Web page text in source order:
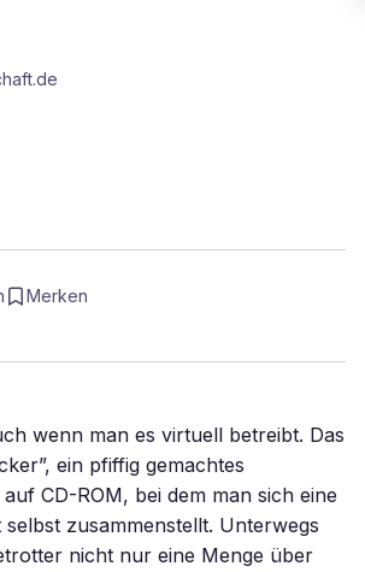
Welt
Merken
wenn man es virtuell betreibt. Das
ein pfiffig gemachtes
CD-ROM, bei dem man sich eine
zusammenstellt. Unterwegs
nicht nur eine Menge über